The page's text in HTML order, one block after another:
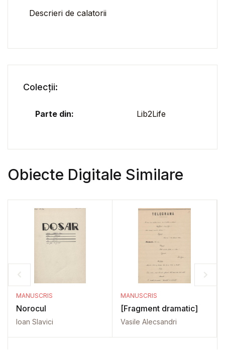
Descrieri de calatorii
Colecții:
Parte din: Lib2Life
Obiecte Digitale Similare
MANUSCRIS
Norocul
Ioan Slavici
MANUSCRIS
[Fragment dramatic]
Vasile Alecsandri